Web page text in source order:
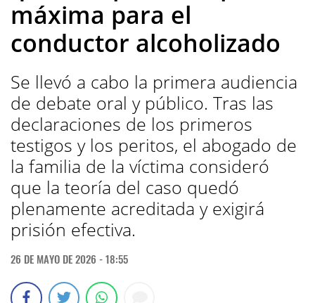
máxima para el
conductor alcoholizado
Se llevó a cabo la primera audiencia
de debate oral y público. Tras las
declaraciones de los primeros
testigos y los peritos, el abogado de
la familia de la víctima consideró
que la teoría del caso quedó
plenamente acreditada y exigirá
prisión efectiva.
26 DE MAYO DE 2026 - 18:55